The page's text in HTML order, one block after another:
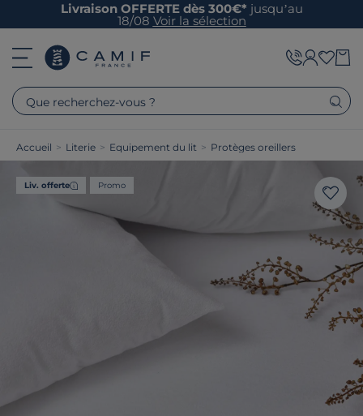
Livraison OFFERTE dès 300€* jusqu’au
18/08 Voir la sélection
Que recherchez-vous ?
Accueil > Literie > Equipement du lit > Protèges oreillers
Liv. offerte Promo